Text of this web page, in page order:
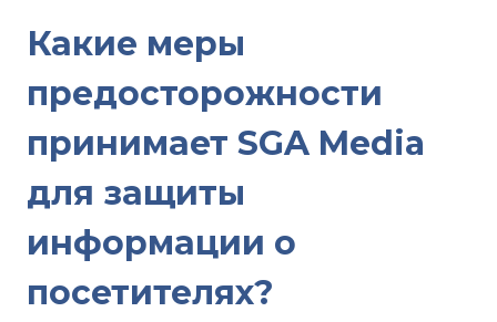
Какие меры
предосторожности
принимает SGA Media
для защиты
информации о
посетителях?